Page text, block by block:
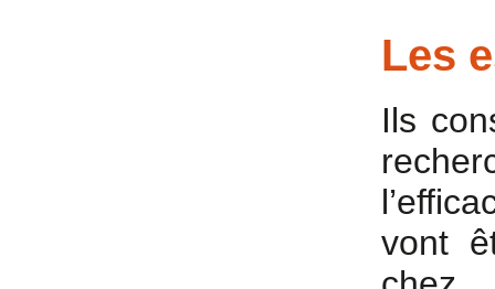
Les
Ils
vont